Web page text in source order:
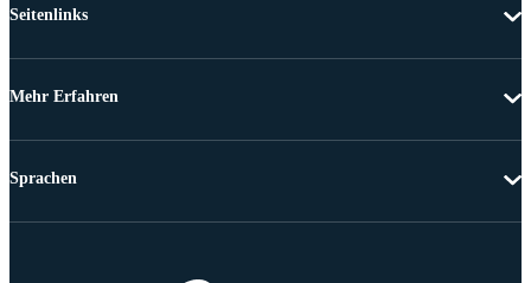
Seitenlinks
Mehr Erfahren
Sprachen